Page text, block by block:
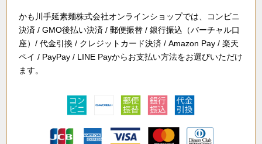
かも川手延素麺株式会社オンラインショップでは、コンビニ
決済 / GMO後払い決済 / 郵便振替 / 銀行振込（バーチャル口
座）/ 代金引換 / クレジットカード決済 / Amazon Pay / 楽天
ペイ / PayPay / LINE Payからお支払い方法をお選びいただけ
ます。